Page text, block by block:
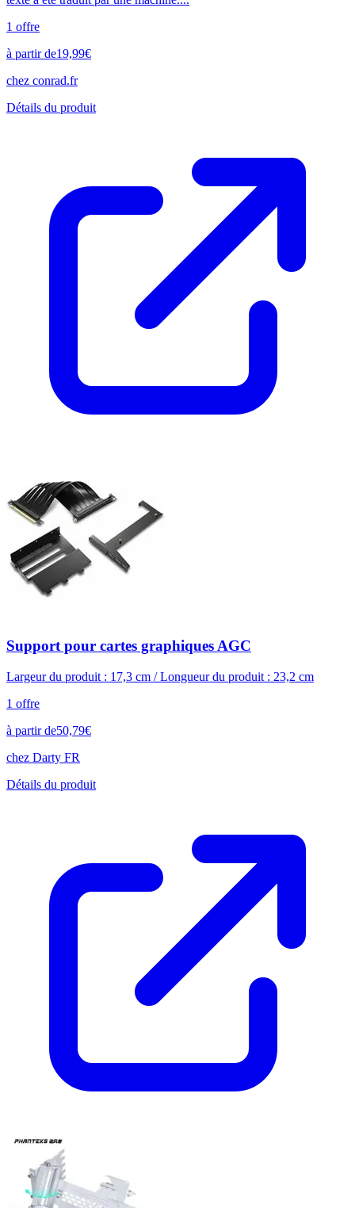
1 offre
à partir de19,99€
chez conrad.fr
Détails du produit
Support pour cartes graphiques AGC
Largeur du produit : 17,3 cm / Longueur du produit : 23,2 cm
1 offre
à partir de50,79€
chez Darty FR
Détails du produit